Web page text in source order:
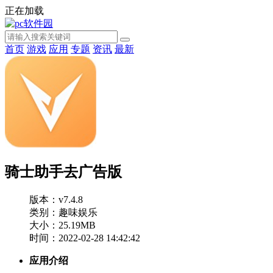
正在加载
首页 游戏 应用 专题 资讯 最新
骑士助手去广告版
版本：v7.4.8
类别：趣味娱乐
大小：25.19MB
时间：2022-02-28 14:42:42
应用介绍